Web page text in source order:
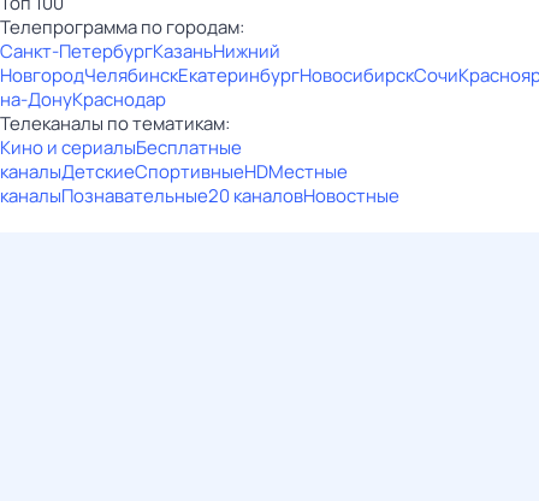
Телепрограмма по городам:
Санкт-ПетербургКазаньНижний
НовгородЧелябинскЕкатеринбургНовосибирскСочи
на-ДонуКраснодар
Телеканалы по тематикам:
Кино и сериалыБесплатные
каналыДетскиеСпортивныеHDМестные
каналыПознавательные20 каналовНовостные